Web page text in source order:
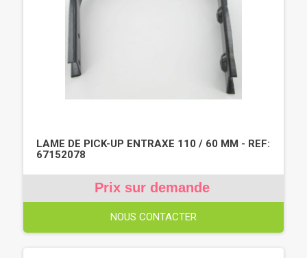
LAME DE PICK-UP ENTRAXE 110 / 60 MM - REF:
67152078
Prix sur demande
NOUS CONTACTER